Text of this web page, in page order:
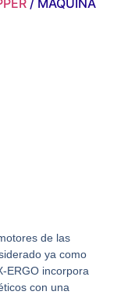
/ MAQUINA
de las
ya como
ERGO incorpora
con una